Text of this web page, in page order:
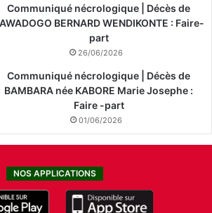
Communiqué nécrologique | Décès de
BERNARD WENDIKONTE : Faire-
part
26/06/2026
Communiqué nécrologique | Décès de
BAMBARA née KABORE Marie Josephe :
Faire -part
01/06/2026
NOS APPLICATIONS